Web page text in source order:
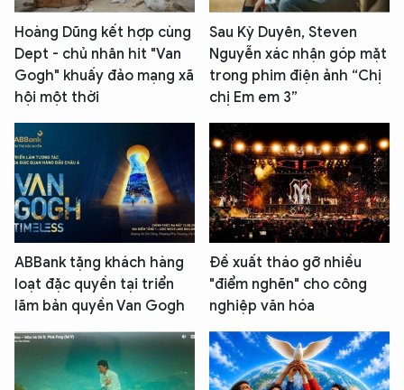
Hoàng Dũng kết hợp cùng
Dept - chủ nhân hit "Van
Gogh" khuấy đảo mạng xã
hội một thời
Sau Kỳ Duyên, Steven
Nguyễn xác nhận góp mặt
trong phim điện ảnh “Chị
chị Em em 3”
ABBank tặng khách hàng
loạt đặc quyền tại triển
lãm bản quyền Van Gogh
Đề xuất tháo gỡ nhiều
"điểm nghẽn" cho công
nghiệp văn hóa